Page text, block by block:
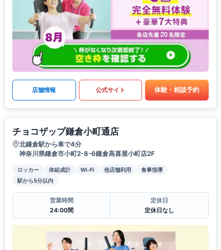
店舗情報 公式サイト 体験・相談予約
チョコザップ鎌倉小町通店
北鎌倉駅から車で4分
神奈川県鎌倉市小町2-8-6鎌倉高喜屋小町店2F
ロッカー 体組成計 Wi-Fi 他店舗利用
食事指導
駅から5分以内
営業時間
24:00間
定休日
定休日なし